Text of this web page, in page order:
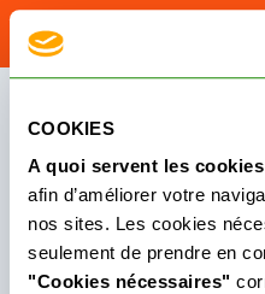
COOKIES
A quoi servent les
afin d’améliorer votre
nos sites. Les cookies
seulement de prendre en
"Cookies nécessaires"
Prise en charge par
Offres de ma
De nombreuses communes
financière pour l’achat d’un
publics*.
Cet espace vous permet de
commune, y souscrire et en